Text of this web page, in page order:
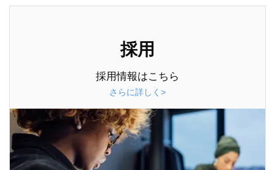
採用
採用情報はこちら
さらに詳しく>